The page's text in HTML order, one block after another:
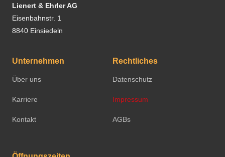
Lienert & Ehrler AG
Eisenbahnstr. 1
8840 Einsiedeln
Unternehmen
Über uns
Karriere
Kontakt
Rechtliches
Datenschutz
Impressum
AGBs